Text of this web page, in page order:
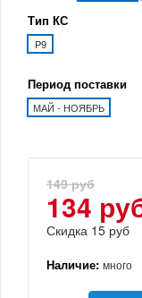
Тип КС
P9
Период поставки
МАЙ - НОЯБРЬ
149 руб
134
Скидка 15 руб
Наличие: много